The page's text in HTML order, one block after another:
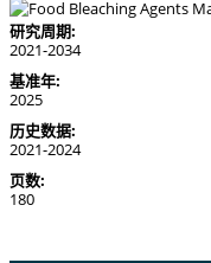
研究周期:
2021-2034
基准年:
2025
历史数据:
2021-2024
页数:
180